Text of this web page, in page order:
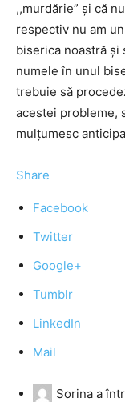
,,murdărie” şi că
respectiv nu am
biserica noastră şi
numele în unul
trebuie să
acestei probleme,
mulţumesc
Share
Facebook
Twitter
Google+
Tumblr
LinkedIn
Mail
Sorina a